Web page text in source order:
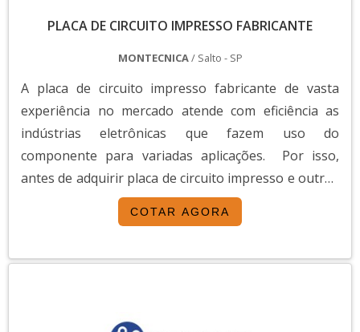
PLACA DE CIRCUITO IMPRESSO FABRICANTE
MONTECNICA/ Salto - SP
A placa de circuito impresso fabricante de vasta
experiência no mercado atende com eficiência as
indústrias eletrônicas que fazem uso do
componente para variadas aplicações. Por isso,
antes de adquirir placa de circuito impresso e outros
produtos do gênero, é fundamental avaliar a
fabricante, a fim de garantir materiais de boa
FUNDAMENTAIS DE PLACA DE CIRCUITO
COTAR AGORA